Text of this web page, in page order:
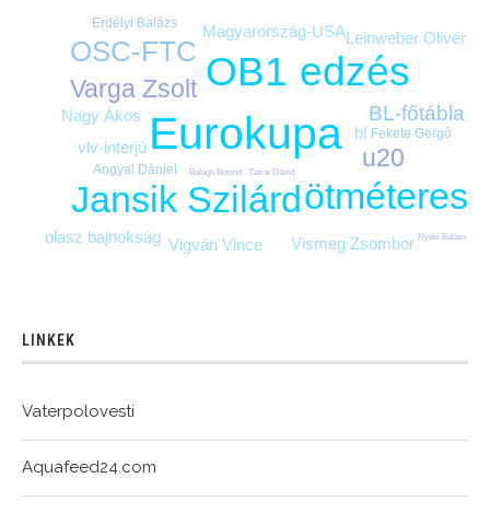
Eurokupa
edzés
OB1
Jansik Szilárdötméteres
OSC-FTC
u20
Varga Zsolt
BL-főtábla
bl
Leinweber Olivér
Magyarország-USA
Nagy Ákos
olasz bajnokság Vigvári Vince Vismeg Zsombor
vlv-interjú
Angyal Dániel
Erdélyi Balázs
Fekete Gergő
Balogh Botond
Nyéki Balázs
Tátrai Dávid
LINKEK
Vaterpolovesti
Aquafeed24.com